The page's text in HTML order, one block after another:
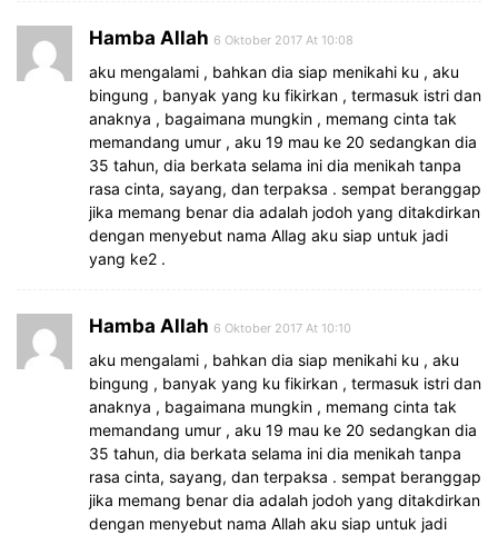
Hamba Allah 6 Oktober 2017 At 10:08
aku mengalami , bahkan dia siap menikahi ku , aku
bingung , banyak yang ku fikirkan , termasuk istri dan
anaknya , bagaimana mungkin , memang cinta tak
memandang umur , aku 19 mau ke 20 sedangkan dia
35 tahun, dia berkata selama ini dia menikah tanpa
rasa cinta, sayang, dan terpaksa . sempat beranggap
jika memang benar dia adalah jodoh yang ditakdirkan
dengan menyebut nama Allag aku siap untuk jadi
yang ke2 .
Hamba Allah 6 Oktober 2017 At 10:10
aku mengalami , bahkan dia siap menikahi ku , aku
bingung , banyak yang ku fikirkan , termasuk istri dan
anaknya , bagaimana mungkin , memang cinta tak
memandang umur , aku 19 mau ke 20 sedangkan dia
35 tahun, dia berkata selama ini dia menikah tanpa
rasa cinta, sayang, dan terpaksa . sempat beranggap
jika memang benar dia adalah jodoh yang ditakdirkan
dengan menyebut nama Allah aku siap untuk jadi